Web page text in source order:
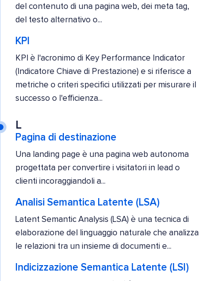
del contenuto di una pagina web, dei meta tag,
del testo alternativo o...
KPI
KPI è l'acronimo di Key Performance Indicator
(Indicatore Chiave di Prestazione) e si riferisce a
metriche o criteri specifici utilizzati per misurare il
successo o l'efficienza...
L
Pagina di destinazione
Una landing page è una pagina web autonoma
progettata per convertire i visitatori in lead o
clienti incoraggiandoli a...
Analisi Semantica Latente (LSA)
Latent Semantic Analysis (LSA) è una tecnica di
elaborazione del linguaggio naturale che analizza
le relazioni tra un insieme di documenti e...
Indicizzazione Semantica Latente (LSI)